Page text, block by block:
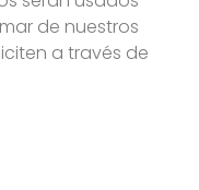
de nuestros
a través de